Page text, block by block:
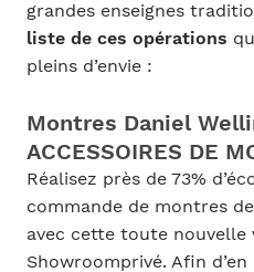
grandes enseignes
liste de ces opérations
pleins d’envie :
Montres Daniel
ACCESSOIRES DE
Réalisez près de 73%
commande de montres
avec cette toute nouvelle
Showroomprivé. Afin